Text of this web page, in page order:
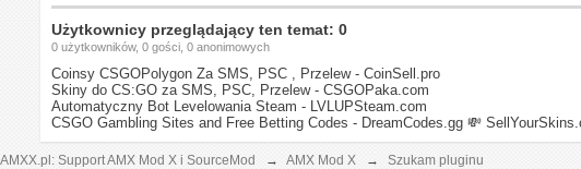
Użytkownicy przeglądający ten temat: 0
0 użytkowników, 0 gości, 0 anonimowych
Coinsy CSGOPolygon Za SMS, PSC , Przelew - CoinSell.pro
Skiny do CS:GO za SMS, PSC, Przelew - CSGOPaka.com
Automatyczny Bot Levelowania Steam - LVLUPSteam.com
CSGO Gambling Sites and Free Betting Codes - DreamCodes.gg 💸
AMXX.pl: Support AMX Mod X i SourceMod → AMX Mod X → Szukam pluginu